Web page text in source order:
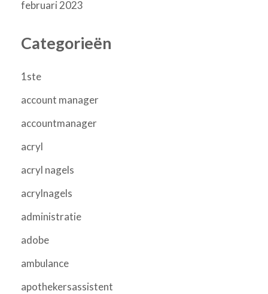
februari 2023
Categorieën
1ste
account manager
accountmanager
acryl
acryl nagels
acrylnagels
administratie
adobe
ambulance
apothekersassistent